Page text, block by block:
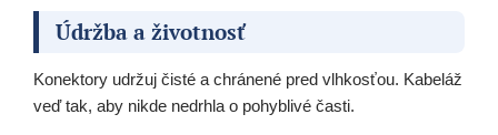
Údržba a životnosť
Konektory udržuj čisté a chránené pred vlhkosťou. Kabeláž
veď tak, aby nikde nedrhla o pohyblivé časti.